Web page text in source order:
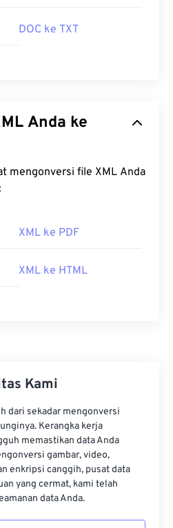
DOC ke TXT
file XML Anda
XML ke PDF
XML ke HTML
Kami
dari sekadar mengonversi
Kerangka kerja
memastikan data Anda
gambar, video,
enkripsi canggih, pusat data
yang cermat, kami telah
data Anda.